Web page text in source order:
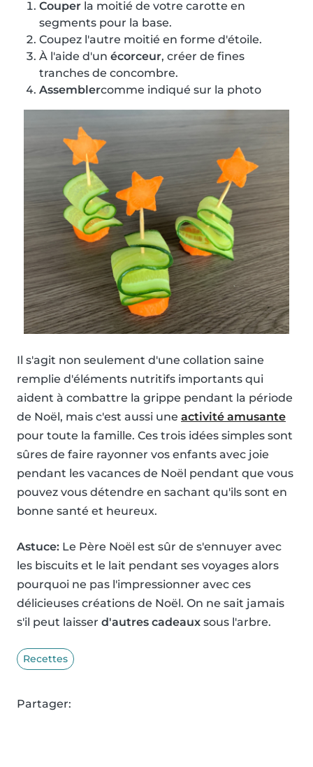
Couper la moitié de votre carotte en
segments pour la base.
Coupez l'autre moitié en forme d'étoile.
À l'aide d'un écorceur, créer de fines
tranches de concombre.
Assemblercomme indiqué sur la photo
Il s'agit non seulement d'une collation saine
remplie d'éléments nutritifs importants qui
aident à combattre la grippe pendant la période
de Noël, mais c'est aussi une activité amusante
pour toute la famille. Ces trois idées simples sont
sûres de faire rayonner vos enfants avec joie
pendant les vacances de Noël pendant que vous
pouvez vous détendre en sachant qu'ils sont en
bonne santé et heureux.
Astuce: Le Père Noël est sûr de s'ennuyer avec
les biscuits et le lait pendant ses voyages alors
pourquoi ne pas l'impressionner avec ces
délicieuses créations de Noël. On ne sait jamais
s'il peut laisser d'autres cadeaux sous l'arbre.
Recettes
Partager: